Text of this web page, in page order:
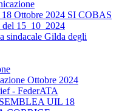
Ottobre 2024 SI COBAS
15_10_2024
sindacale Gilda degli
Ottobre 2024
- FederATA
UIL 18